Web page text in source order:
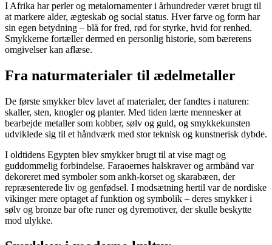
I Afrika har perler og metalornamenter i århundreder været brugt til
at markere alder, ægteskab og social status. Hver farve og form har
sin egen betydning – blå for fred, rød for styrke, hvid for renhed.
Smykkerne fortæller dermed en personlig historie, som bærerens
omgivelser kan aflæse.
Fra naturmaterialer til ædelmetaller
De første smykker blev lavet af materialer, der fandtes i naturen:
skaller, sten, knogler og planter. Med tiden lærte mennesker at
bearbejde metaller som kobber, sølv og guld, og smykkekunsten
udviklede sig til et håndværk med stor teknisk og kunstnerisk dybde.
I oldtidens Egypten blev smykker brugt til at vise magt og
guddommelig forbindelse. Faraoernes halskraver og armbånd var
dekoreret med symboler som ankh-korset og skarabæen, der
repræsenterede liv og genfødsel. I modsætning hertil var de nordiske
vikinger mere optaget af funktion og symbolik – deres smykker i
sølv og bronze bar ofte runer og dyremotiver, der skulle beskytte
mod ulykke.